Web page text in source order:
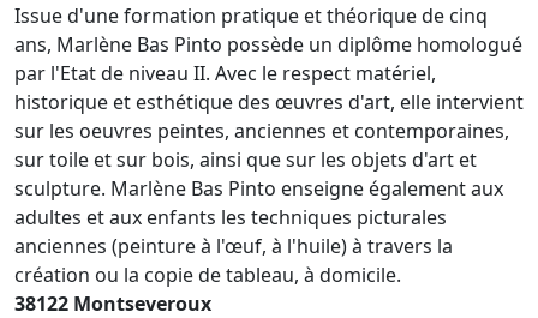
Issue d'une formation pratique et théorique de cinq
ans, Marlène Bas Pinto possède un diplôme homologué
par l'Etat de niveau II. Avec le respect matériel,
historique et esthétique des œuvres d'art, elle intervient
sur les oeuvres peintes, anciennes et contemporaines,
sur toile et sur bois, ainsi que sur les objets d'art et
sculpture. Marlène Bas Pinto enseigne également aux
adultes et aux enfants les techniques picturales
anciennes (peinture à l'œuf, à l'huile) à travers la
création ou la copie de tableau, à domicile.
38122 Montseveroux